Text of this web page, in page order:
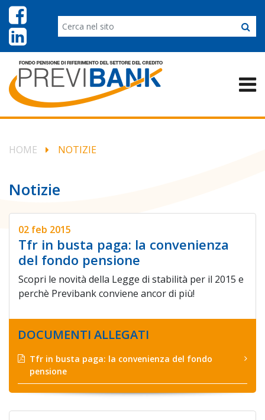
HOME NOTIZIE
Notizie
02 feb 2015
Tfr in busta paga: la convenienza
del fondo pensione
Scopri le novità della Legge di stabilità per il 2015 e
perchè Previbank conviene ancor di più!
DOCUMENTI ALLEGATI
Tfr in busta paga: la convenienza del fondo
pensione